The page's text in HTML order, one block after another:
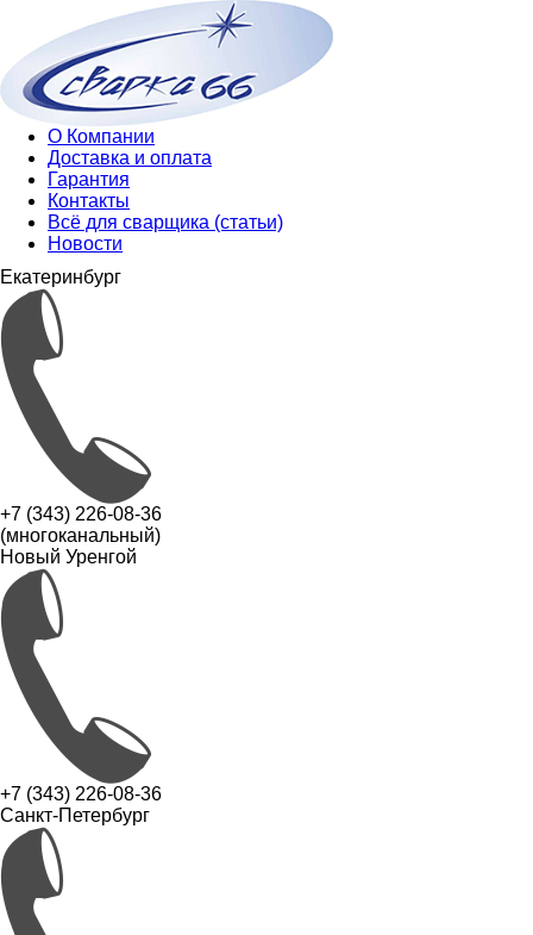
О Компании
Доставка и оплата
Гарантия
Контакты
Всё для сварщика (статьи)
Новости
Екатеринбург
+7 (343) 226-08-36
(многоканальный)
Новый Уренгой
+7 (343) 226-08-36
Санкт-Петербург